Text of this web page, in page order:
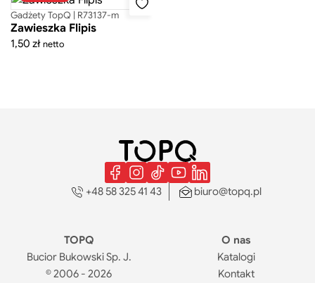
Gadżety TopQ | R73137-m
Zawieszka Flipis
1,50 złnetto
+48 58 325 41 43 biuro@topq.pl
TOPQ
Bucior Bukowski Sp. J.
© 2006 - 2026
O nas
Katalogi
Kontakt